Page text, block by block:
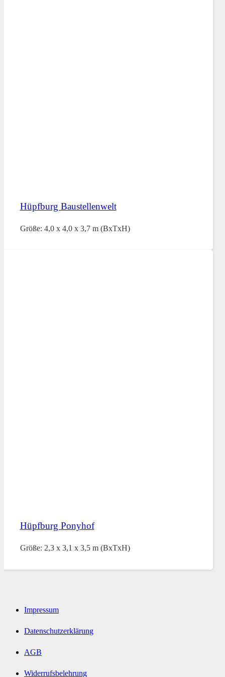
Hüpfburg Baustellenwelt
Größe: 4,0 x 4,0 x 3,7 m (BxTxH)
Hüpfburg Ponyhof
Größe: 2,3 x 3,1 x 3,5 m (BxTxH)
Impressum
Datenschutzerklärung
AGB
Widerrufsbelehrung